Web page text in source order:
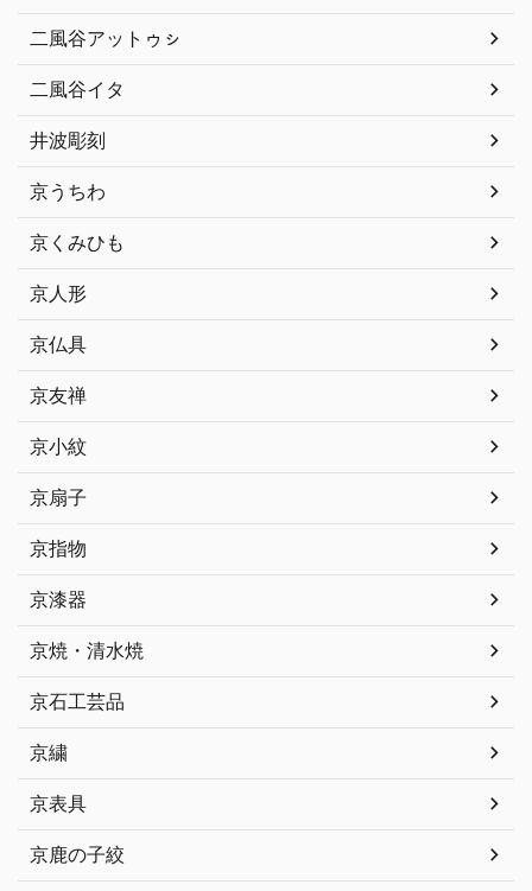
二風谷アットゥㇱ
二風谷イタ
井波彫刻
京うちわ
京くみひも
京人形
京仏具
京友禅
京小紋
京扇子
京指物
京漆器
京焼・清水焼
京石工芸品
京繍
京表具
京鹿の子絞